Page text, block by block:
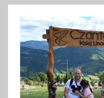
i
a
2
2
3